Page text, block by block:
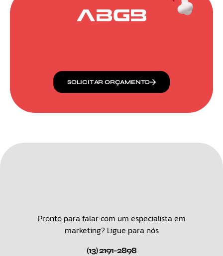
SOLICITAR ORÇAMENTO
Pronto para falar com um especialista em
marketing? Ligue para nós
(13) 2191-2898